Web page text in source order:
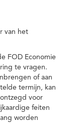
van het
FOD Economie
te vragen.
of aan
termijn, kan
voor
feiten
worden